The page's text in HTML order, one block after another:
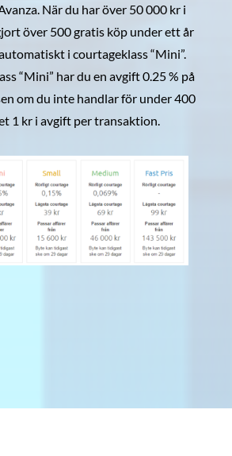
När du har över 50 000 kr i
över 500 gratis köp under ett år
i courtageklass “Mini”.
“Mini” har du en avgift 0.25 % på
om du inte handlar för under 400
1 kr i avgift per transaktion.